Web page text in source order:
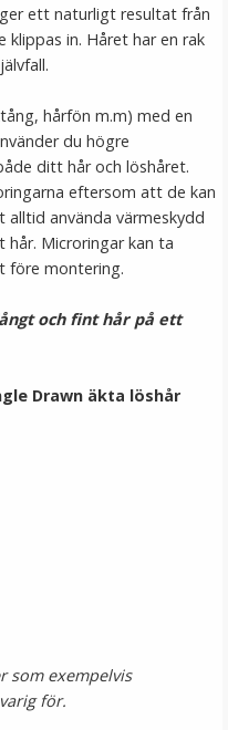
★
Midsommar
ett naturligt resultat från
klippas in. Håret har en rak
hårfön m.m) med en
du högre
ditt hår och löshåret.
eftersom att de kan
använda värmeskydd
Microringar kan ta
före montering.
och fint hår på ett
Drawn äkta löshår
som exempelvis
för.